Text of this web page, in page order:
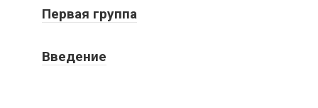
Первая группа
Введение